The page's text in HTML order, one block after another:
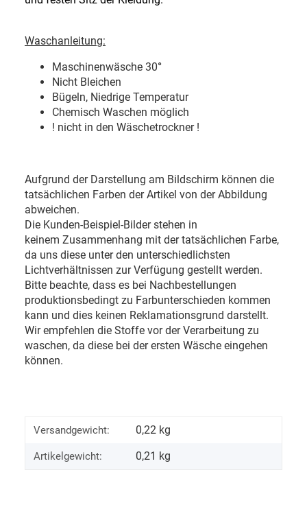
Waschanleitung:
Maschinenwäsche 30°
Nicht Bleichen
Bügeln, Niedrige Temperatur
Chemisch Waschen möglich
! nicht in den Wäschetrockner !
Aufgrund der Darstellung am Bildschirm können die
tatsächlichen Farben der Artikel von der Abbildung
abweichen.
Die Kunden-Beispiel-Bilder stehen in
keinem Zusammenhang mit der tatsächlichen Farbe,
da uns diese unter den unterschiedlichsten
Lichtverhältnissen zur Verfügung gestellt werden.
Bitte beachte, dass es bei Nachbestellungen
produktionsbedingt zu Farbunterschieden kommen
kann und dies keinen Reklamationsgrund darstellt.
Wir empfehlen die Stoffe vor der Verarbeitung zu
waschen, da diese bei der ersten Wäsche eingehen
können.
Versandgewicht: 0,22 kg
Artikelgewicht: 0,21 kg